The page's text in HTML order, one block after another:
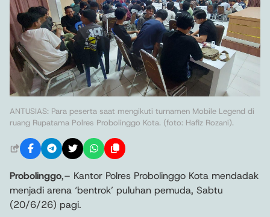
ANTUSIAS: Para peserta saat mengikuti turnamen Mobile Legend di
ruang Rupatama Polres Probolinggo Kota. (foto: Hafiz Rozani).
Probolinggo,– Kantor Polres Probolinggo Kota mendadak
menjadi arena ‘bentrok’ puluhan pemuda, Sabtu
(20/6/26) pagi.